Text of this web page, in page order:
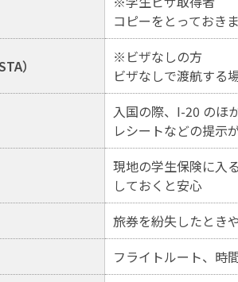
コピーをとっておき
）
※ビザなしの方
ビザなしで渡航する
入国の際、I-20 のほ
レシートなどの提示
現地の学生保険に入
しておくと安心
旅券を紛失したとき
フライトルート、時